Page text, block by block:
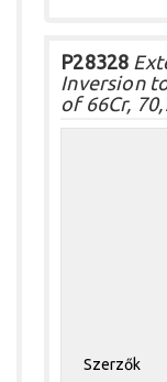
P28328
Inversion
of 66Cr,
Szerzők